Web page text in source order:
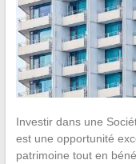
Investir dans une
est une opportunité
patrimoine tout en